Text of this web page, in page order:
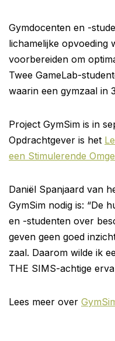
Gymdocenten en -
lichamelijke opvoeding
voorbereiden om
Twee GameLab-
waarin een gymzaal in
Project GymSim is in
Opdrachtgever is het
een Stimulerende
Daniël Spanjaard van
GymSim nodig is: “De
en -studenten over
geven geen goed
zaal. Daarom wilde ik
THE SIMS-achtige
Lees meer over